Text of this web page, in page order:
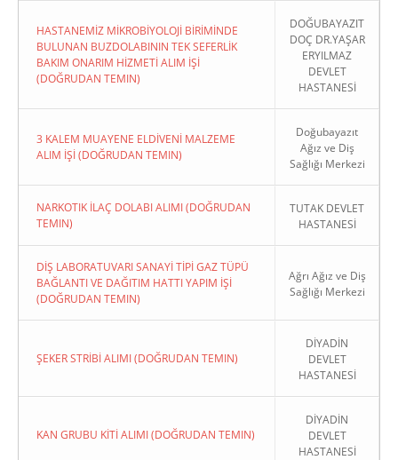
HASTANEMİZ MİKROBİYOLOJİ BİRİMİNDE
BULUNAN BUZDOLABININ TEK SEFERLİK
BAKIM ONARIM HİZMETİ ALIM İŞİ
(DOĞRUDAN TEMIN)
DOĞUBAYAZIT
DOÇ DR.YAŞAR
ERYILMAZ
DEVLET
HASTANESİ
3 KALEM MUAYENE ELDİVENİ MALZEME
ALIM İŞİ (DOĞRUDAN TEMIN)
Doğubayazıt
Ağız ve Diş
Sağlığı Merkezi
NARKOTIK İLAÇ DOLABI ALIMI (DOĞRUDAN
TEMIN)
TUTAK DEVLET
HASTANESİ
DİŞ LABORATUVARI SANAYİ TİPİ GAZ TÜPÜ
BAĞLANTI VE DAĞITIM HATTI YAPIM İŞİ
(DOĞRUDAN TEMIN)
Ağrı Ağız ve Diş
Sağlığı Merkezi
ŞEKER STRİBİ ALIMI (DOĞRUDAN TEMIN)
DİYADİN
DEVLET
HASTANESİ
KAN GRUBU KİTİ ALIMI (DOĞRUDAN TEMIN)
DİYADİN
DEVLET
HASTANESİ